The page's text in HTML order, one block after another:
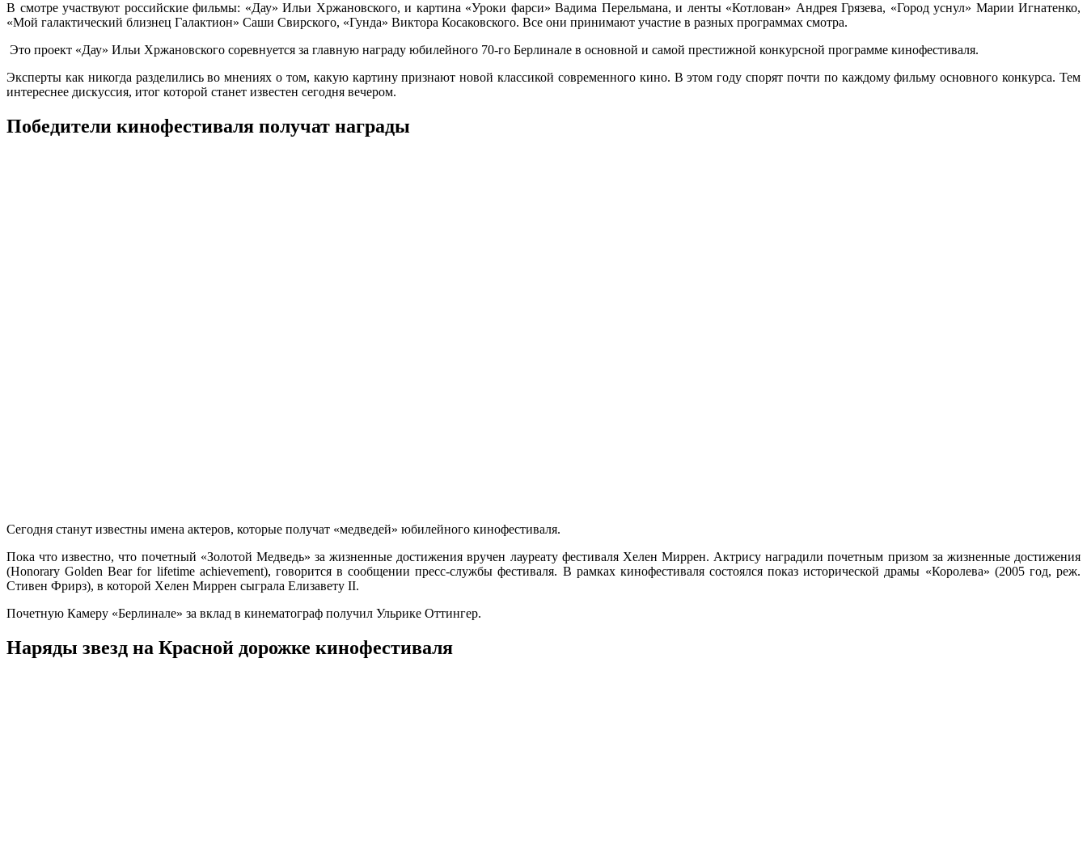
В смотре участвуют российские фильмы: «Дау» Ильи Хржановского, и картина «Уроки фарси» Вадима Перельмана, и ленты «Котлован» Андрея Грязева, «Город уснул» Марии Игнатенко,
«Мой галактический близнец Галактион» Саши Свирского, «Гунда» Виктора Косаковского. Все они принимают участие в разных программах смотра.
Это проект «Дау» Ильи Хржановского соревнуется за главную награду юбилейного 70-го Берлинале в основной и самой престижной конкурсной программе кинофестиваля.
Эксперты как никогда разделились во мнениях о том, какую картину признают новой классикой современного кино. В этом году спорят почти по каждому фильму основного конкурса. Тем
интереснее дискуссия, итог которой станет известен сегодня вечером.
Победители кинофестиваля получат награды
Сегодня станут известны имена актеров, которые получат «медведей» юбилейного кинофестиваля.
Пока что известно, что почетный «Золотой Медведь» за жизненные достижения вручен лауреату фестиваля Хелен Миррен. Актрису наградили почетным призом за жизненные достижения
(Honorary Golden Bear for lifetime achievement), говорится в сообщении пресс-службы фестиваля. В рамках кинофестиваля состоялся показ исторической драмы «Королева» (2005 год, реж.
Стивен Фрирз), в которой Хелен Миррен сыграла Елизавету II.
Почетную Камеру «Берлинале» за вклад в кинематограф получил Ульрике Оттингер.
Наряды звезд на Красной дорожке кинофестиваля